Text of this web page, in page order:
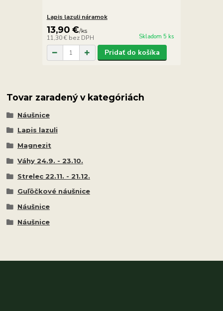
Lapis lazuli náramok
13,90 €/ks
11,30 € bez DPH Skladom 5 ks
Pridať do košíka
Tovar zaradený v kategóriách
Náušnice
Lapis lazuli
Magnezit
Váhy 24.9. - 23.10.
Strelec 22.11. - 21.12.
Guľôčkové náušnice
Náušnice
Náušnice